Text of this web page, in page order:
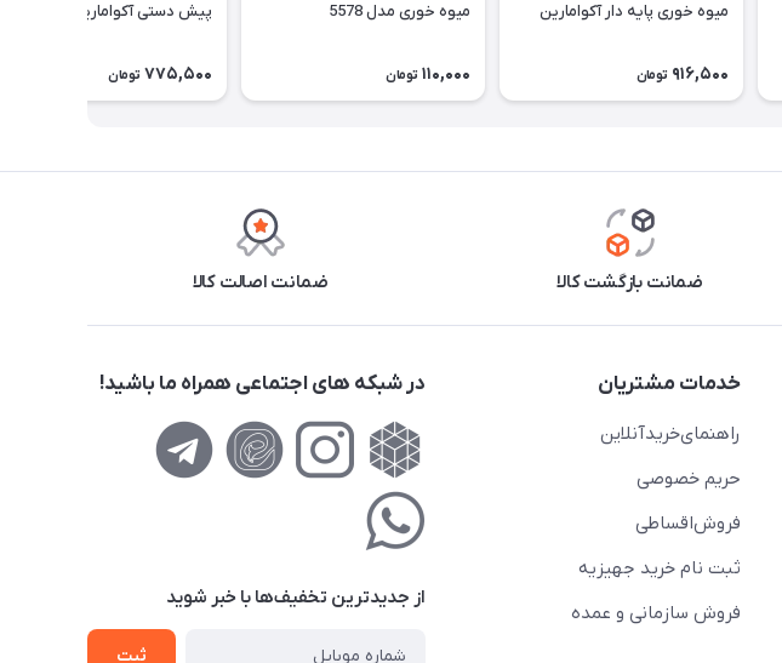
میوه خوری پایه دار آکوامارین
916,500 تومان
میوه خوری مدل 5578
110,000 تومان
پیش دستی آکوامارین
775,500 تومان
ضمانت بازگشت کالا ضمانت اصالت کالا
خدمات مشتریان
راهنمای‌خرید‌آنلاین
حریم خصوصی
فروش‌اقساطی
ثبت نام خرید جهیزیه
فروش سازمانی و عمده
در شبکه های اجتماعی همراه ما باشید!
از جدید‌ترین تخفیف‌ها با‌ خبر شوید
ثبت